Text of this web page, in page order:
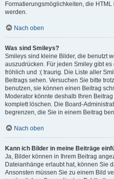
Formatierungsmöglichkeiten, die
werden.
Nach oben
Was sind Smileys?
Smileys sind kleine Bilder, die benutzt
auszudrücken. Für jeden Smiley gibt
fröhlich und :( traurig. Die Liste aller
Beitrags sehen. Versuchen Sie bitte
benutzen, sie können einen Beitrag
Moderator könnte deshalb Ihren
komplett löschen. Die Board-
begrenzen, die Sie in einem Beitrag
Nach oben
Kann ich Bilder in meine Beiträge
Ja, Bilder können in Ihrem Beitrag
Dateianhänge erlaubt hat, können Sie
Ansonsten müssen Sie zu einem Bild